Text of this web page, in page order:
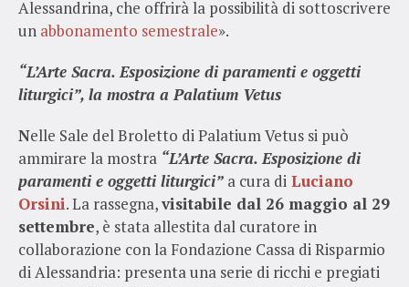
Alessandrina, che offrirà la possibilità di sottoscrivere
un abbonamento semestrale».
“L’Arte Sacra. Esposizione di paramenti e oggetti
liturgici”, la mostra a Palatium Vetus
Nelle Sale del Broletto di Palatium Vetus si può
ammirare la mostra “L’Arte Sacra. Esposizione di
paramenti e oggetti liturgici” a cura di Luciano
Orsini. La rassegna,visitabile dal 26 maggio al 29
settembre, è stata allestita dal curatore in
collaborazione con la Fondazione Cassa di Risparmio
di Alessandria: presenta una serie di ricchi e pregiati